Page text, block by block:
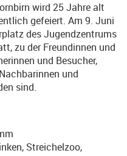
wird 25 Jahre alt
gefeiert. Am 9. Juni
des Jugendzentrums
zu der Freundinnen und
und Besucher,
und
sind.
Streichelzoo,